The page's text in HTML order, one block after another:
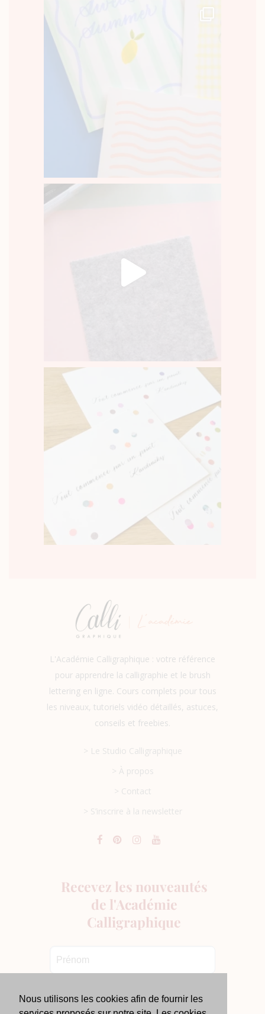
L'Académie Calligraphique : votre référence
pour apprendre la calligraphie et le brush
lettering en ligne. Cours complets pour tous
les niveaux, tutoriels vidéo détaillés, astuces,
conseils et freebies.
> Le Studio Calligraphique
> À propos
> Contact
> S’inscrire à la newsletter
Nous utilisons les cookies afin de fournir les